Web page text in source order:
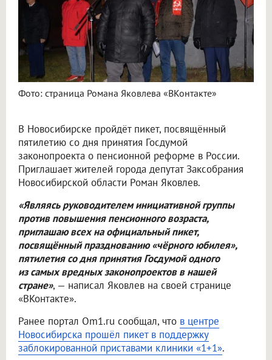
Фото: страница Романа Яковлева «ВКонтакте»
В Новосибирске пройдёт пикет, посвящённый
пятилетию со дня принятия Госдумой
законопроекта о пенсионной реформе в России.
Приглашает жителей города депутат Заксобрания
Новосибирской области Роман Яковлев.
«Являясь руководителем инициативной группы
против повышения пенсионного возраста,
приглашаю всех на официальный пикет,
посвящённый празднованию «чёрного юбилея»,
пятилетия со дня принятия Госдумой одного
из самых вредных законопроектов в нашей
стране», — написал Яковлев на своей странице
«ВКонтакте».
Ранее портал Om1.ru сообщал, что в центре
Новосибирска прошёл пикет в поддержку
заблокированной приставами клиники «1+1».